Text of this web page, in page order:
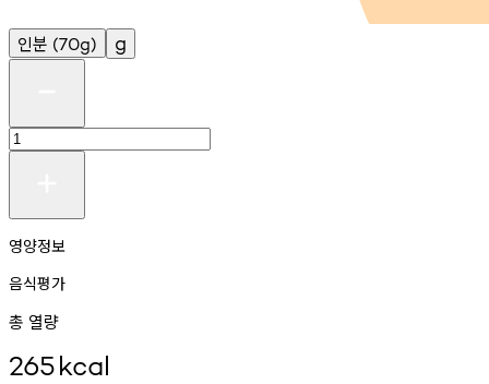
인분 (70g) g
영양정보
음식평가
총 열량
265kcal